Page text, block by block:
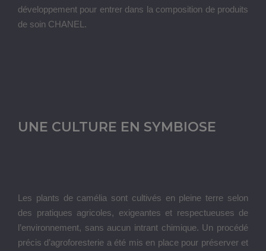
développement pour entrer dans la composition de produits
de soin CHANEL.
UNE CULTURE EN SYMBIOSE
Les plants de camélia sont cultivés en pleine terre selon
des pratiques agricoles, exigeantes et respectueuses de
l’environnement, sans aucun intrant chimique. Un procédé
précis d’agroforesterie a été mis en place pour préserver et